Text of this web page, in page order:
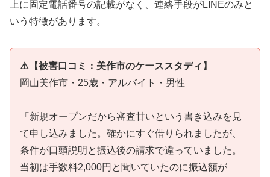
上に固定電話番号の記載がなく、連絡手段がLINEのみと
いう特徴があります。
⚠️【被害口コミ：美作市のケーススタディ】
岡山美作市・25歳・アルバイト・男性
「新規オープンだから審査甘いという書き込みを見
て申し込みました。確かにすぐ借りられましたが、
条件が口頭説明と振込後の請求で違っていました。
当初は手数料2,000円と聞いていたのに振込額が